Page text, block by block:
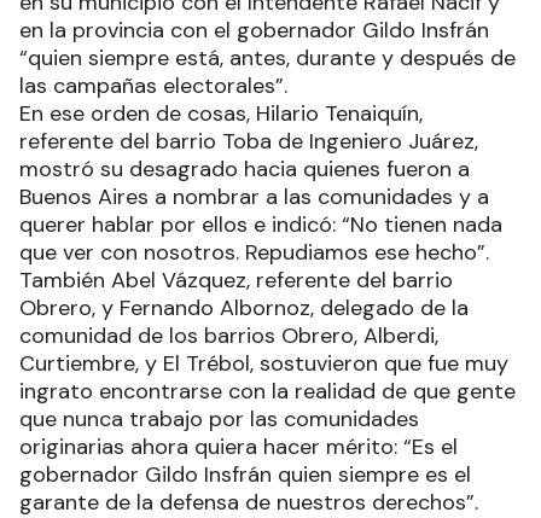
en la provincia con el gobernador Gildo Insfrán
“quien siempre está, antes, durante y después de
las campañas electorales”.
En ese orden de cosas, Hilario Tenaiquín,
referente del barrio Toba de Ingeniero Juárez,
mostró su desagrado hacia quienes fueron a
Buenos Aires a nombrar a las comunidades y a
querer hablar por ellos e indicó: “No tienen nada
que ver con nosotros. Repudiamos ese hecho”.
También Abel Vázquez, referente del barrio
Obrero, y Fernando Albornoz, delegado de la
comunidad de los barrios Obrero, Alberdi,
Curtiembre, y El Trébol, sostuvieron que fue muy
ingrato encontrarse con la realidad de que gente
que nunca trabajo por las comunidades
originarias ahora quiera hacer mérito: “Es el
gobernador Gildo Insfrán quien siempre es el
garante de la defensa de nuestros derechos”.